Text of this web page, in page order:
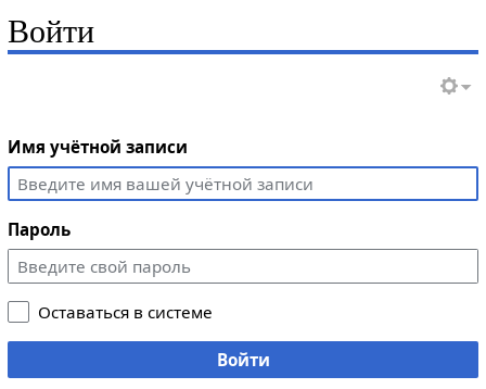
Войти
Имя учётной записи
Пароль
Оставаться в системе
Войти